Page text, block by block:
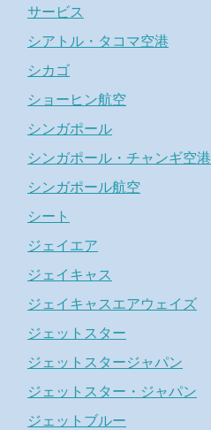
サービス
シアトル・タコマ空港
シカゴ
ショーヒン航空
シンガポール
シンガポール・チャンギ空港
シンガポール航空
シート
ジェイエア
ジェイキャス
ジェイキャスエアウェイズ
ジェットスター
ジェットスタージャパン
ジェットスター・ジャパン
ジェットブルー